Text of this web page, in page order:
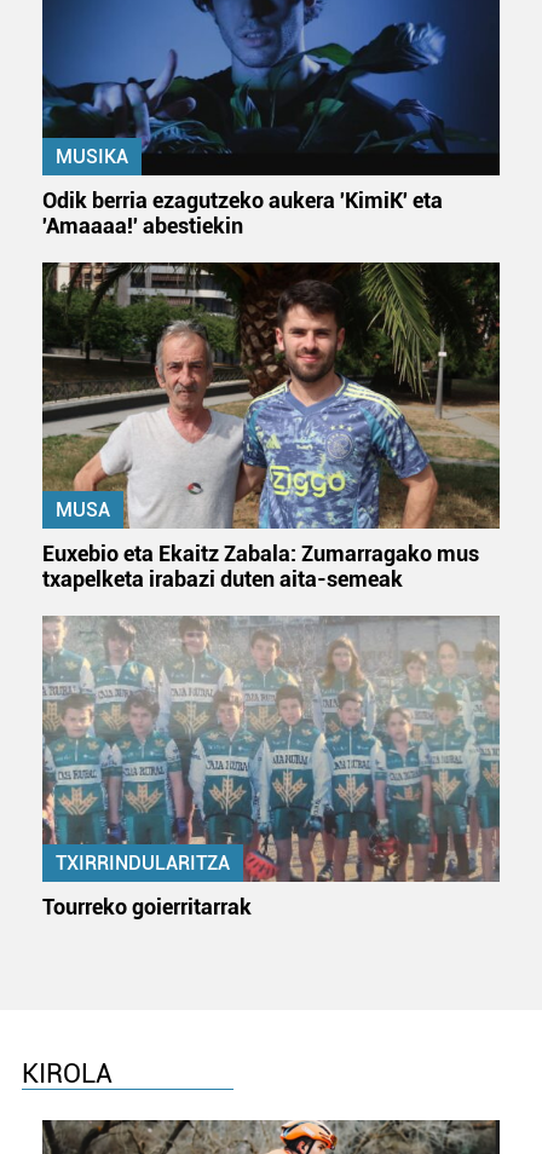
Webgune honek cookie propioak eta hirugarrenen cookie-
fitxategiak erabiltzen ditu. Zure esperientzia eta
zerbitzuak hobetzeko asmoz, cookie teknologiaz
baliatzen gara. Ohar hau onartuz gero, teknologia hori
erabiltzeko baimen esplizitua ematen diguzu.Gehiago
irakurri
MUSIKA
Odik berria ezagutzeko aukera 'KimiK' eta
'Amaaaa!' abestiekin
MUSA
Euxebio eta Ekaitz Zabala: Zumarragako mus
txapelketa irabazi duten aita-semeak
TXIRRINDULARITZA
Tourreko goierritarrak
KIROLA